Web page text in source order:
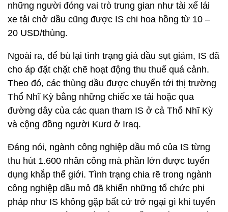
những người đóng vai trò trung gian như tài xế lái
xe tải chở dầu cũng được IS chi hoa hồng từ 10 –
20 USD/thùng.
Ngoài ra, để bù lại tình trạng giá dầu sụt giảm, IS đã
cho áp đặt chặt chẽ hoạt động thu thuế quá cảnh.
Theo đó, các thùng dầu được chuyển tới thị trường
Thổ Nhĩ Kỳ bằng những chiếc xe tải hoặc qua
đường dây của các quan tham IS ở cả Thổ Nhĩ Kỳ
và cộng đồng người Kurd ở Iraq.
Đáng nói, ngành công nghiệp dầu mỏ của IS từng
thu hút 1.600 nhân công mà phần lớn được tuyển
dụng khắp thế giới. Tình trạng chia rẽ trong ngành
công nghiệp dầu mỏ đã khiến những tổ chức phi
pháp như IS không gặp bất cứ trở ngại gì khi tuyển